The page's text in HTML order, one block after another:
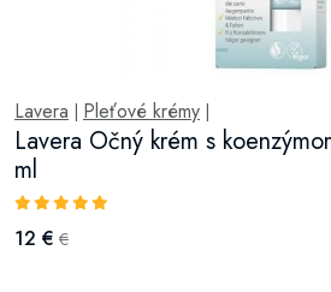
Lavera Pleťové krémy
Lavera Očný krém s
ml
12 € €